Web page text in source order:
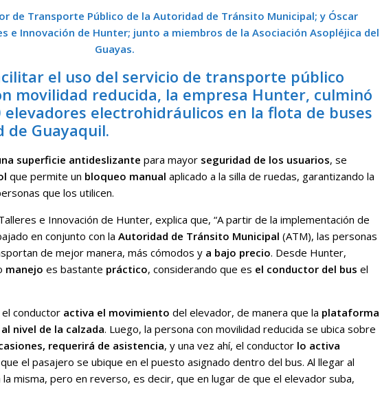
de Transporte Público de la Autoridad de Tránsito Municipal; y Óscar
e Innovación de Hunter; junto a miembros de la Asociación Asopléjica del
Guayas.
el uso del servicio de transporte público
movilidad reducida, la empresa Hunter, culminó
elevadores electrohidráulicos en la flota de buses
de Guayaquil.
superficie antideslizante para mayor seguridad de los usuarios, se
que permite un bloqueo manual aplicado a la silla de ruedas, garantizando la
que los utilicen.
e Innovación de Hunter, explica que, “A partir de la implementación de
en conjunto con la Autoridad de Tránsito Municipal (ATM), las personas
de mejor manera, más cómodos y a bajo precio. Desde Hunter,
manejo es bastante práctico, considerando que es el conductor del bus el
conductor activa el movimiento del elevador, de manera que la plataforma
al nivel de la calzada. Luego, la persona con movilidad reducida se ubica sobre
requerirá de asistencia, y una vez ahí, el conductor lo activa
el pasajero se ubique en el puesto asignado dentro del bus. Al llegar al
la misma, pero en reverso, es decir, que en lugar de que el elevador suba,